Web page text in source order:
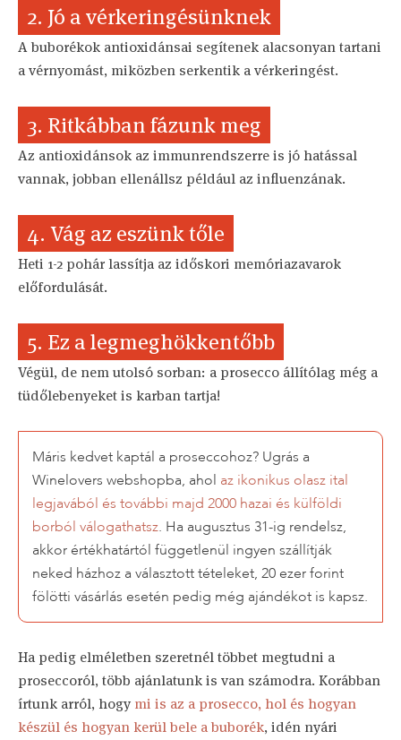
2. Jó a vérkeringésünknek
A buborékok antioxidánsai segítenek alacsonyan tartani
a vérnyomást, miközben serkentik a vérkeringést.
3. Ritkábban fázunk meg
Az antioxidánsok az immunrendszerre is jó hatással
vannak, jobban ellenállsz például az influenzának.
4. Vág az eszünk tőle
Heti 1-2 pohár lassítja az időskori memóriazavarok
előfordulását.
5. Ez a legmeghökkentőbb
Végül, de nem utolsó sorban: a prosecco állítólag még a
tüdőlebenyeket is karban tartja!
Máris kedvet kaptál a proseccohoz? Ugrás a
Winelovers webshopba, ahol az ikonikus olasz ital
legjavából és további majd 2000 hazai és külföldi
borból válogathatsz . Ha augusztus 31-ig rendelsz,
akkor értékhatártól függetlenül ingyen szállítják
neked házhoz a választott tételeket, 20 ezer forint
fölötti vásárlás esetén pedig még ajándékot is kapsz.
Ha pedig elméletben szeretnél többet megtudni a
proseccoról, több ajánlatunk is van számodra. Korábban
írtunk arról, hogy mi is az a prosecco, hol és hogyan
készül és hogyan kerül bele a buborék, idén nyári